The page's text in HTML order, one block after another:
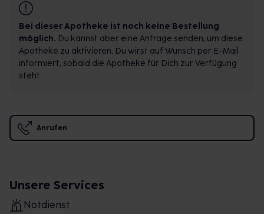
Bei dieser Apotheke ist noch keine Bestellung
möglich. Du kannst aber eine Anfrage senden, um diese
Apotheke zu aktivieren. Du wirst auf Wunsch per E-Mail
informiert, sobald die Apotheke für Dich zur Verfügung
steht.
Anrufen
Unsere Services
Notdienst